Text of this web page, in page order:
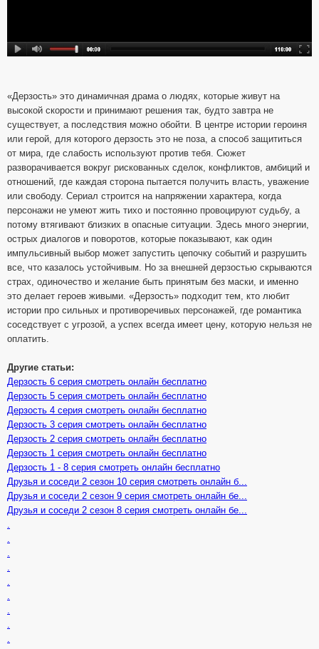
«Дерзость» это динамичная драма о людях, которые живут на
высокой скорости и принимают решения так, будто завтра не
существует, а последствия можно обойти. В центре истории героиня
или герой, для которого дерзость это не поза, а способ защититься
от мира, где слабость используют против тебя. Сюжет
разворачивается вокруг рискованных сделок, конфликтов, амбиций и
отношений, где каждая сторона пытается получить власть, уважение
или свободу. Сериал строится на напряжении характера, когда
персонажи не умеют жить тихо и постоянно провоцируют судьбу, а
потому втягивают близких в опасные ситуации. Здесь много энергии,
острых диалогов и поворотов, которые показывают, как один
импульсивный выбор может запустить цепочку событий и разрушить
все, что казалось устойчивым. Но за внешней дерзостью скрываются
страх, одиночество и желание быть принятым без маски, и именно
это делает героев живыми. «Дерзость» подходит тем, кто любит
истории про сильных и противоречивых персонажей, где романтика
соседствует с угрозой, а успех всегда имеет цену, которую нельзя не
оплатить.
Другие статьи:
Дерзость 6 серия смотреть онлайн бесплатно
Дерзость 5 серия смотреть онлайн бесплатно
Дерзость 4 серия смотреть онлайн бесплатно
Дерзость 3 серия смотреть онлайн бесплатно
Дерзость 2 серия смотреть онлайн бесплатно
Дерзость 1 серия смотреть онлайн бесплатно
Дерзость 1 - 8 серия смотреть онлайн бесплатно
Друзья и соседи 2 сезон 10 серия смотреть онлайн б...
Друзья и соседи 2 сезон 9 серия смотреть онлайн бе...
Друзья и соседи 2 сезон 8 серия смотреть онлайн бе...